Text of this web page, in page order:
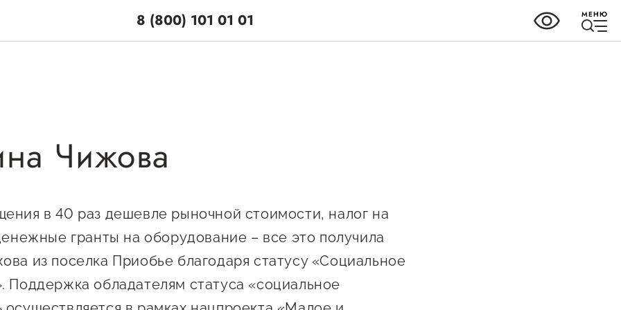
МЕНЮ
поддержка
поддержка
поддержка
Центры поддержки
консультационного
О центре
Поддержка центра
Онлайн-витрина
Центр образовательных
программ и молодежного
предпринимательства
Органы власти
Организации,
предоставляющие поддержку
8 (800) 101 01 01
Чижова
в 40 раз дешевле рыночной стоимости, налог на
гранты на оборудование – все это получила
из поселка Приобье благодаря статусу «Социальное
Поддержка обладателям статуса «социальное